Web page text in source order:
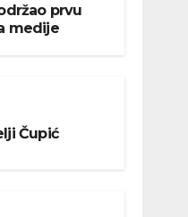
prvu
medije
Čupić